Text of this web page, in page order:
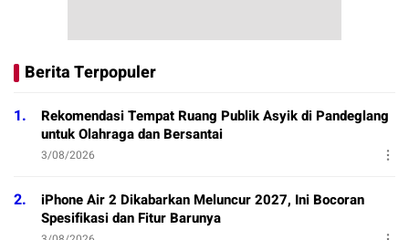
Berita Terpopuler
1.
Rekomendasi Tempat Ruang Publik Asyik di Pandeglang
untuk Olahraga dan Bersantai
3/08/2026
2.
iPhone Air 2 Dikabarkan Meluncur 2027, Ini Bocoran
Spesifikasi dan Fitur Barunya